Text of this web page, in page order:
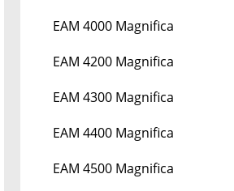
EAM 4000 Magnifica
EAM 4200 Magnifica
EAM 4300 Magnifica
EAM 4400 Magnifica
EAM 4500 Magnifica